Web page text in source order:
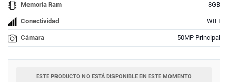
Memoria Ram 8GB
Conectividad WIFI
Cámara 50MP Principal
ESTE PRODUCTO NO ESTÁ DISPONIBLE EN ESTE MOMENTO